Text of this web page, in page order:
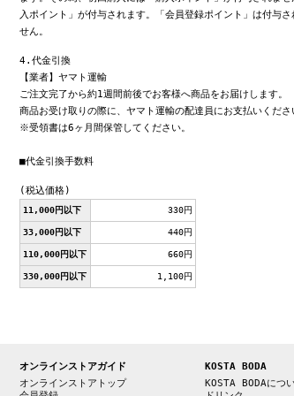
入ポイント」が付与されます。「会員登録ポイント」は付与
せん。
4.代金引換
【業者】ヤマト運輸
ご注文完了から約1週間前後でお客様へ商品をお届けします。
商品お受け取りの際に、ヤマト運輸の配達員にお支払いくださ
※受領書は6ヶ月間保管してください。
■代金引換手数料
(税込価格)
11,000円以下 330円
33,000円以下 440円
110,000円以下 660円
330,000円以下 1,100円
オンラインストアガイド
オンラインストアトップ
KOSTA BODA
KOSTA BODAにつ